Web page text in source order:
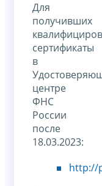
Для
получивших
сертификаты
в
центре
ФНС
России
после
18.03.2023:
http://